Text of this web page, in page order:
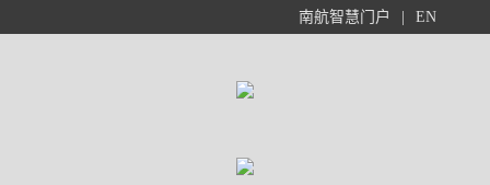
南航智慧门户 EN